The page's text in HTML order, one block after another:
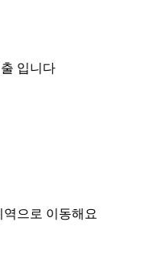
입니다
으로 이동해요